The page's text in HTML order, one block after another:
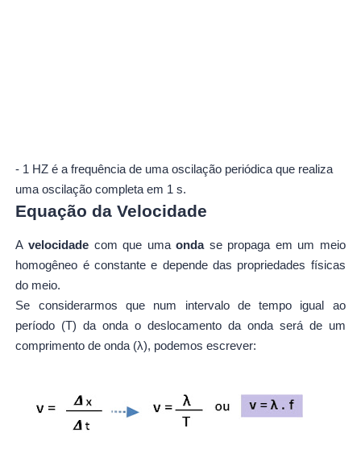
- 1 HZ é a frequência de uma oscilação periódica que realiza
uma oscilação completa em 1 s.
Equação da Velocidade
A velocidade com que umaondase propaga em um meio
homogêneo é constante e depende das propriedades físicas
do meio.
Se considerarmos que num intervalo de tempo igual ao
período (T) da onda o deslocamento da onda será de um
comprimento de onda (λ), podemos escrever: